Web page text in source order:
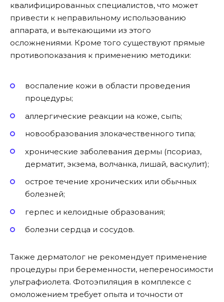
квалифицированных специалистов, что может
привести к неправильному использованию
аппарата, и вытекающими из этого
осложнениями. Кроме того существуют прямые
противопоказания к применению методики:
воспаление кожи в области проведения
процедуры;
аллергические реакции на коже, сыпь;
новообразования злокачественного типа;
хронические заболевания дермы (псориаз,
дерматит, экзема, волчанка, лишай, васкулит);
острое течение хронических или обычных
болезней;
герпес и келоидные образования;
болезни сердца и сосудов.
Также дерматолог не рекомендует применение
процедуры при беременности, непереносимости
ультрафиолета. Фотоэпиляция в комплексе с
омоложением требует опыта и точности от